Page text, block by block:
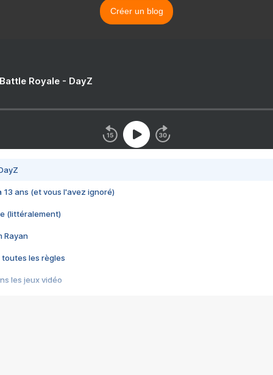
Créer un blog
Royale - DayZ
13 ans (et vous l'avez ignoré)
(littéralement)
Rayan
toutes les règles
les jeux vidéo